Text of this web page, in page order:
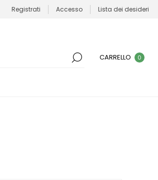
Registrati Accesso Lista dei desideri
CARRELLO 0